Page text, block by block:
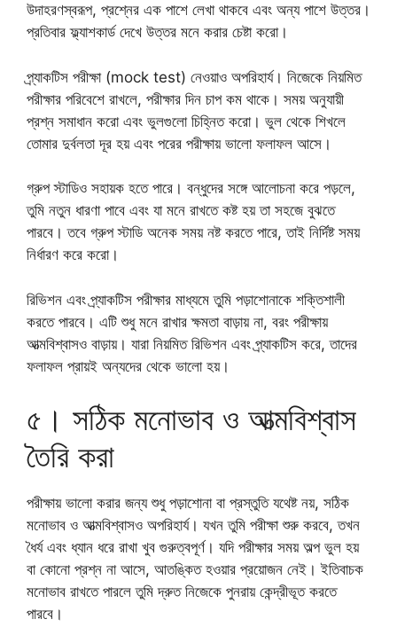
উদাহরণস্বরূপ, প্রশ্নের এক পাশে লেখা থাকবে এবং অন্য পাশে উত্তর।
প্রতিবার ফ্ল্যাশকার্ড দেখে উত্তর মনে করার চেষ্টা করো।
প্র্যাকটিস পরীক্ষা (mock test) নেওয়াও অপরিহার্য। নিজেকে নিয়মিত
পরীক্ষার পরিবেশে রাখলে, পরীক্ষার দিন চাপ কম থাকে। সময় অনুযায়ী
প্রশ্ন সমাধান করো এবং ভুলগুলো চিহ্নিত করো। ভুল থেকে শিখলে
তোমার দুর্বলতা দূর হয় এবং পরের পরীক্ষায় ভালো ফলাফল আসে।
গ্রুপ স্টাডিও সহায়ক হতে পারে। বন্ধুদের সঙ্গে আলোচনা করে পড়লে,
তুমি নতুন ধারণা পাবে এবং যা মনে রাখতে কষ্ট হয় তা সহজে বুঝতে
পারবে। তবে গ্রুপ স্টাডি অনেক সময় নষ্ট করতে পারে, তাই নির্দিষ্ট সময়
নির্ধারণ করে করো।
রিভিশন এবং প্র্যাকটিস পরীক্ষার মাধ্যমে তুমি পড়াশোনাকে শক্তিশালী
করতে পারবে। এটি শুধু মনে রাখার ক্ষমতা বাড়ায় না, বরং পরীক্ষায়
আত্মবিশ্বাসও বাড়ায়। যারা নিয়মিত রিভিশন এবং প্র্যাকটিস করে, তাদের
ফলাফল প্রায়ই অন্যদের থেকে ভালো হয়।
৫। সঠিক মনোভাব ও আত্মবিশ্বাস
তৈরি করা
পরীক্ষায় ভালো করার জন্য শুধু পড়াশোনা বা প্রস্তুতি যথেষ্ট নয়, সঠিক
মনোভাব ও আত্মবিশ্বাসও অপরিহার্য। যখন তুমি পরীক্ষা শুরু করবে, তখন
ধৈর্য এবং ধ্যান ধরে রাখা খুব গুরুত্বপূর্ণ। যদি পরীক্ষার সময় অল্প ভুল হয়
বা কোনো প্রশ্ন না আসে, আতঙ্কিত হওয়ার প্রয়োজন নেই। ইতিবাচক
মনোভাব রাখতে পারলে তুমি দ্রুত নিজেকে পুনরায় কেন্দ্রীভূত করতে
পারবে।